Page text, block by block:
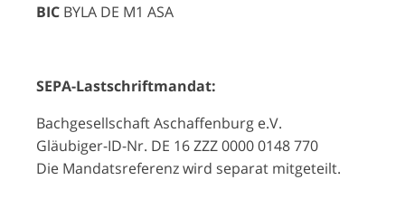
BIC BYLA DE M1 ASA
SEPA-Lastschriftmandat:
Bachgesellschaft Aschaffenburg e.V.
Gläubiger-ID-Nr. DE 16 ZZZ 0000 0148 770
Die Mandatsreferenz wird separat mitgeteilt.